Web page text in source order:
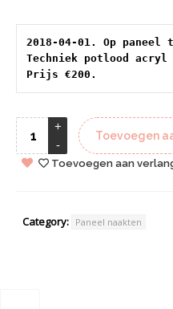
2018-04-01. Op
Techniek potlood acryl
Prijs €200.
Toevoegen
Toevoegen aan
Category: Paneel naakten